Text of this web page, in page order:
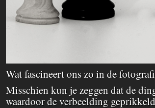
Wat fascineert ons zo in de
Misschien kun je zeggen dat de
waardoor de verbeelding